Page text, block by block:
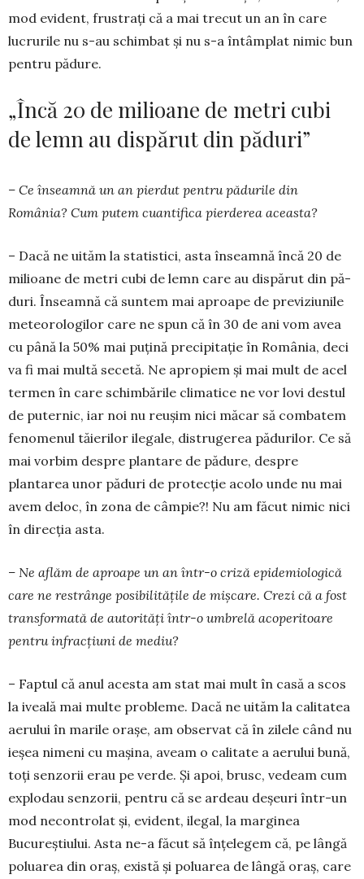
mod evident, frus­trați că a mai trecut un an în care
lucrurile nu s-au schimbat și nu s-a întâmplat nimic bun
pentru pădure.
„Încă 20 de milioane de metri cubi
de lemn au dispărut din păduri”
– Ce înseamnă un an pierdut pentru pădurile din
România? Cum putem cuantifica pierderea aceas­ta?
– Dacă ne uităm la sta­tistici, asta înseamnă încă 20 de
milioane de metri cubi de lemn care au dis­părut din pă­
duri. Înseamnă că suntem mai aproape de previziunile
meteorologilor care ne spun că în 30 de ani vom avea
cu până la 50% mai puțină pre­cipitație în România, deci
va fi mai multă secetă. Ne apropiem și mai mult de acel
termen în care schim­bările climatice ne vor lovi destul
de puter­nic, iar noi nu reușim nici măcar să combatem
fe­no­menul tăierilor ilegale, distruge­rea pădurilor. Ce să
mai vorbim despre plantare de pădure, despre
plantarea unor păduri de protecție acolo unde nu mai
avem deloc, în zona de câm­pie?! Nu am făcut nimic nici
în direcția asta.
– Ne aflăm de aproape un an într-o criză epi­de­miologică
care ne restrânge posibilitățile de miș­care. Crezi că a fost
transformată de autorități într-o umbrelă acoperitoare
pentru infracțiuni de mediu?
– Faptul că anul acesta am stat mai mult în casă a scos
la iveală mai multe probleme. Dacă ne uităm la calitatea
aerului în marile orașe, am observat că în zilele când nu
ieșea nimeni cu mașina, aveam o calitate a aerului bună,
toți senzorii erau pe verde. Și apoi, brusc, vedeam cum
explodau senzorii, pen­­­tru că se ardeau deșeuri într-un
mod necontrolat și, evident, ilegal, la marginea
Bucureștiului. Asta ne-a făcut să înțelegem că, pe lângă
poluarea din oraș, există și poluarea de lângă oraș, care